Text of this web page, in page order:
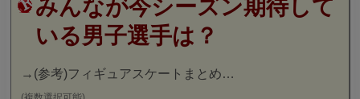
みんなが今シーズン期待して
いる男子選手は？
→ (参考)フィギュアスケートまとめ…